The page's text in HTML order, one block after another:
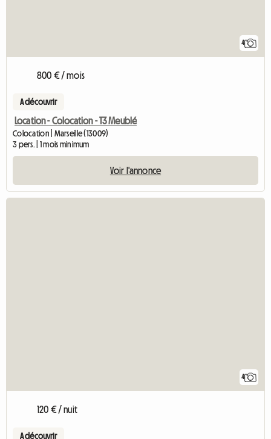
4
800 € / mois
A découvrir
Location - Colocation - T3 Meublé
Colocation | Marseille (13009)
3 pers. | 1 mois minimum
Voir l'annonce
4
120 € / nuit
A découvrir